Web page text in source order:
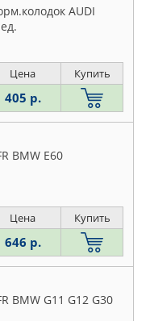
AUDI
Цена Купить
405 р.
BMW E60
Цена Купить
646 р.
BMW G11 G12 G30